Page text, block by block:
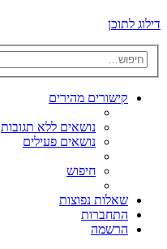
דילוג לתוכן
קישורים מהירים
נושאים ללא תגובות
נושאים פעילים
חיפוש
שאלות נפוצות
התחברות
הרשמה